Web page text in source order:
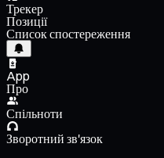
Трекер
Позиції
Список спостереження
App
Про
Спільноти
Зворотний зв'язок